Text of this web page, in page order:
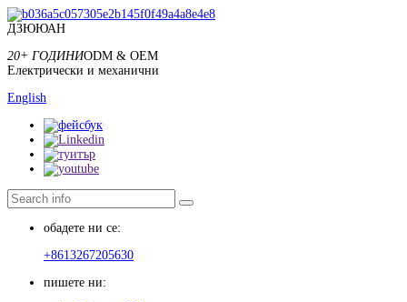
ДЗЮЮАН
20+ ГОДИНИODM & OEM
Електрически и механични
English
обадете ни се:
+8613267205630
пишете ни: